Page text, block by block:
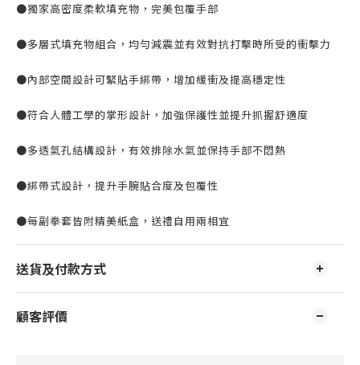
●獨家高密度柔軟填充物，完美包覆手部
●多層式填充物組合，均勻減震並有效對抗打擊時所受的衝擊力
●內部空間設計可緊貼手綁帶，增加緩衝及提高穩定性
●符合人體工學的掌形設計，加強保護性並提升抓握舒適度
●多透氣孔結構設計，有效排除水氣並保持手部不悶熱
●綁帶式設計，提升手腕貼合度及包覆性
●每副拳套皆附精美紙盒，送禮自用兩相宜
送貨及付款方式
顧客評價